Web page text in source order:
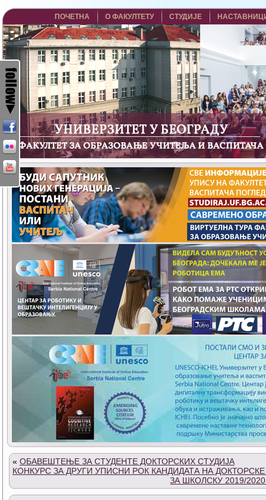
ПОЧЕТНА О ФАКУЛТЕТУ СТУДИЈЕ
« ОБАВЕШТЕЊЕ ЗА СТУДЕНТЕ ДОКТОРСКИХ СТУДИЈА
КОНКУРС ЗА ДРУГИ УПИСНИ РОК КАНДИДАТА НА
ЗА ШКОЛСКУ 2019/